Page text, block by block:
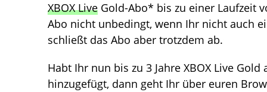
XBOX Live Gold-Abo* bis zu einer Laufzeit
Abo nicht unbedingt, wenn Ihr nicht auch
schließt das Abo aber trotzdem ab.
Habt Ihr nun bis zu 3 Jahre XBOX Live
hinzugefügt, dann geht Ihr über euren